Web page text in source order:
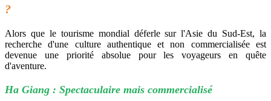
?
Alors que le tourisme mondial déferle sur l'Asie du Sud-Est, la
recherche d'une culture authentique et non commercialisée est
devenue une priorité absolue pour les voyageurs en quête
d'aventure.
Ha Giang : Spectaculaire mais commercialisé